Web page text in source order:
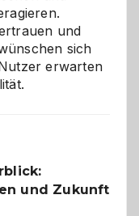
und
sich
erwarten
und Zukunft